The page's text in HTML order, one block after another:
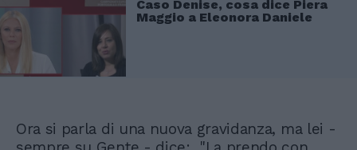
Caso Denise, cosa dice Piera
Maggio a Eleonora Daniele
Ora si parla di una nuova gravidanza, ma lei -